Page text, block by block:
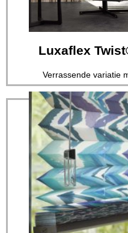
Luxaflex
Verrassende variatie
Luxaflex
Eradus Zonwering
op het gebied